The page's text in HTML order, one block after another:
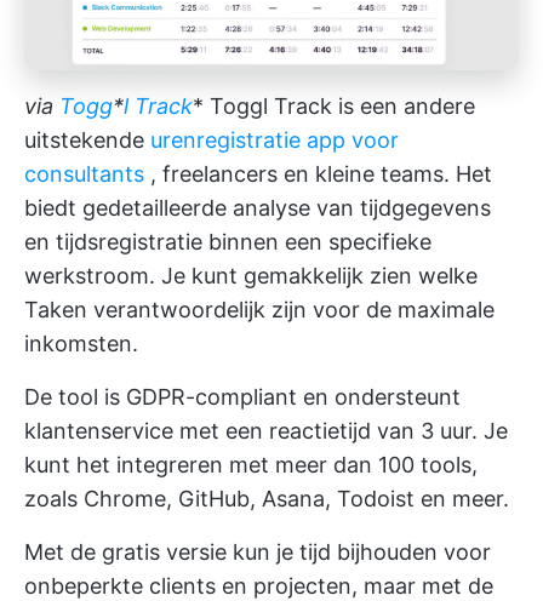
via Togg*l Track* Toggl Track is een andere
uitstekende urenregistratie app voor
consultants , freelancers en kleine teams. Het
biedt gedetailleerde analyse van tijdgegevens
en tijdsregistratie binnen een specifieke
werkstroom. Je kunt gemakkelijk zien welke
Taken verantwoordelijk zijn voor de maximale
inkomsten.
De tool is GDPR-compliant en ondersteunt
klantenservice met een reactietijd van 3 uur. Je
kunt het integreren met meer dan 100 tools,
zoals Chrome, GitHub, Asana, Todoist en meer.
Met de gratis versie kun je tijd bijhouden voor
onbeperkte clients en projecten, maar met de